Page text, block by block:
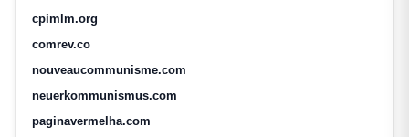
cpimlm.org
comrev.co
nouveaucommunisme.com
neuerkommunismus.com
paginavermelha.com